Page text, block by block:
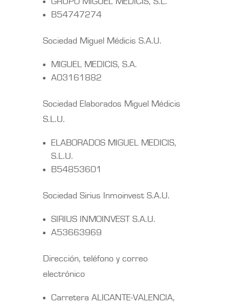
B54747274
Sociedad Miguel Médicis S.A.U.
MIGUEL MEDICIS, S.A.
A03161882
Sociedad Elaborados Miguel Médicis
S.L.U.
ELABORADOS MIGUEL MEDICIS,
S.L.U.
B54853601
Sociedad Sirius Inmoinvest S.A.U.
SIRIUS INMOINVEST S.A.U.
A53663969
Dirección, teléfono y correo
electrónico
Carretera ALICANTE-VALENCIA,